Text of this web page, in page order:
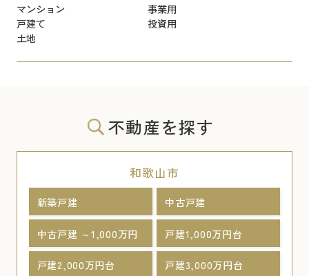
マンション
事業用
戸建て
投資用
土地
不動産を探す
和歌山市
新築戸建 中古戸建
中古戸建 ～1,000万円 戸建1,000万円台
戸建2,000万円台 戸建3,000万円台